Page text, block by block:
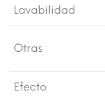
Lavabilidad
Otras
Efecto